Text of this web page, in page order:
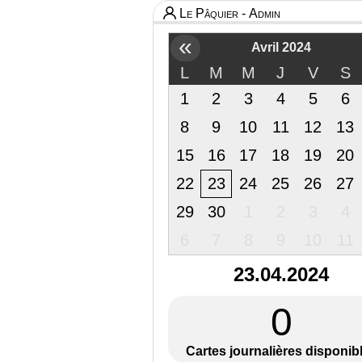
Le Pâquier - Admin
« Avril 2024
L M M J V
S
1
2 3 4 5
6
8
9 10 11 12
13
15
16 17 18 19
20
22
23 24 25 26
27
29
30
23.04.2024
0
Cartes journalières